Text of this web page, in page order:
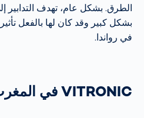
الطرق. بشكل عام، تهدف التدابير
بشكل كبير وقد كان لها بالفعل
في رواندا.
VITRONIC في المغرب